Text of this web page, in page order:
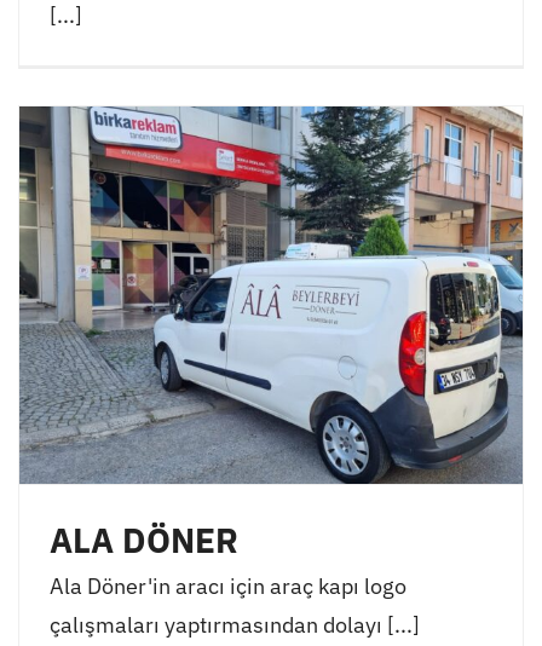
[...]
ALA DÖNER
Ala Döner'in aracı için araç kapı logo
çalışmaları yaptırmasından dolayı [...]